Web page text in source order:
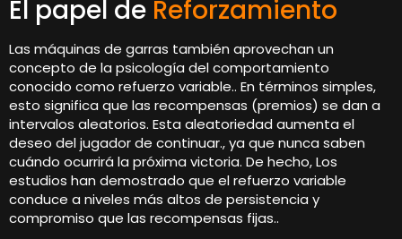
El papel de Reforzamiento
Las máquinas de garras también aprovechan un
concepto de la psicología del comportamiento
conocido como refuerzo variable.. En términos simples,
esto significa que las recompensas (premios) se dan a
intervalos aleatorios. Esta aleatoriedad aumenta el
deseo del jugador de continuar., ya que nunca saben
cuándo ocurrirá la próxima victoria. De hecho, Los
estudios han demostrado que el refuerzo variable
conduce a niveles más altos de persistencia y
compromiso que las recompensas fijas..